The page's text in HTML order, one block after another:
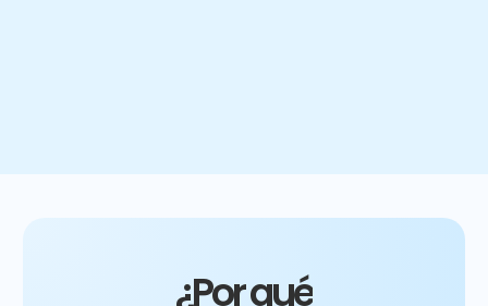
¿Por qué